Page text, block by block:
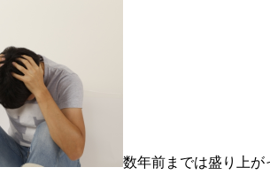
数年前までは盛り上が